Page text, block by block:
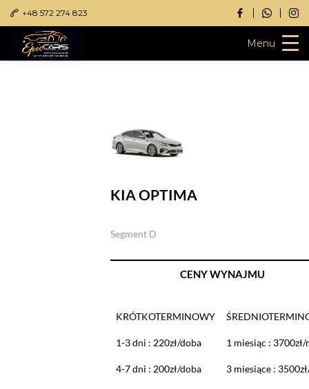
+48 572 274 823
Menu
KIA OPTIMA
Segment D
CENY WYNAJMU
KRÓTKOTERMINOWY
1-3 dni : 220zł/doba 1 miesiąc : 3700zł/
4-7 dni : 200zł/doba 3 miesiące :